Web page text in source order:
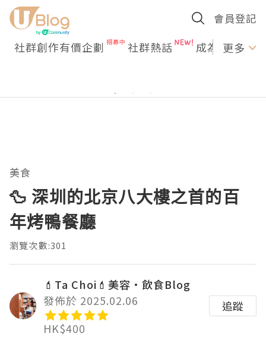
會員登記
社群創作有價企劃 社群熱話 成為U更多
美食
🦆 深圳的北京八大樓之首的百
年烤鴨餐廳
瀏覽次數:301
💄Ta Choi💄美容•飲食Blog
發佈於 2025.02.06
HK$400
追蹤